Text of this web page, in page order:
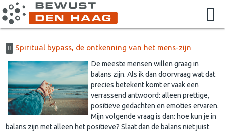
Spiritual bypass, de ontkenning van het mens-zijn
De meeste mensen willen graag in
balans zijn. Als ik dan doorvraag wat dat
precies betekent komt er vaak een
verrassend antwoord: alleen prettige,
positieve gedachten en emoties ervaren.
Mijn volgende vraag is dan: hoe kun je in
balans zijn met alleen het positieve? Slaat dan de balans niet juist